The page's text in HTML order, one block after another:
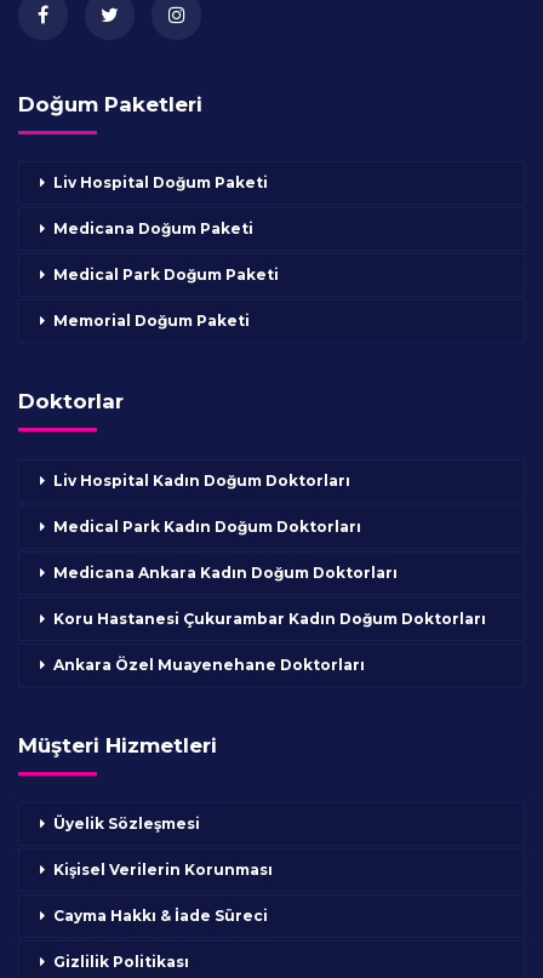
Doğum Paketleri
Liv Hospital Doğum Paketi
Medicana Doğum Paketi
Medical Park Doğum Paketi
Memorial Doğum Paketi
Doktorlar
Liv Hospital Kadın Doğum Doktorları
Medical Park Kadın Doğum Doktorları
Medicana Ankara Kadın Doğum Doktorları
Koru Hastanesi Çukurambar Kadın Doğum Doktorları
Ankara Özel Muayenehane Doktorları
Müşteri Hizmetleri
Üyelik Sözleşmesi
Kişisel Verilerin Korunması
Cayma Hakkı & İade Süreci
Gizlilik Politikası